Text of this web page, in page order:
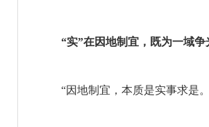
“实”在因地制宜，既为一域争
“因地制宜，本质是实事求是。